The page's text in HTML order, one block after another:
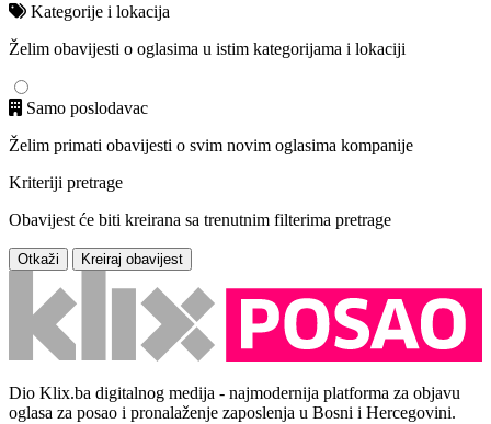
Kategorije i lokacija
Želim obavijesti o oglasima u istim kategorijama i lokaciji
Samo poslodavac
Želim primati obavijesti o svim novim oglasima kompanije
Kriteriji pretrage
Obavijest će biti kreirana sa trenutnim filterima pretrage
Otkaži Kreiraj obavijest
Dio Klix.ba digitalnog medija - najmodernija platforma za objavu
oglasa za posao i pronalaženje zaposlenja u Bosni i Hercegovini.